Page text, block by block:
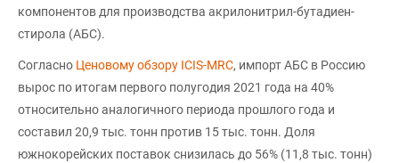
компонентов для производства акрилонитрил-бутадиен-
стирола (АБС).
Согласно Ценовому обзору ICIS-MRC, импорт АБС в Россию
вырос по итогам первого полугодия 2021 года на 40%
относительно аналогичного периода прошлого года и
составил 20,9 тыс. тонн против 15 тыс. тонн. Доля
южнокорейских поставок снизилась до 56% (11,8 тыс. тонн)